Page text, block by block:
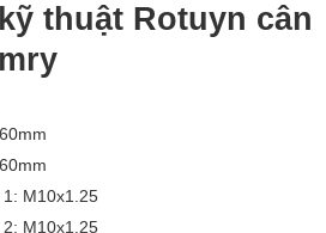
thuật Rotuyn cân
M10x1.25
M10x1.25